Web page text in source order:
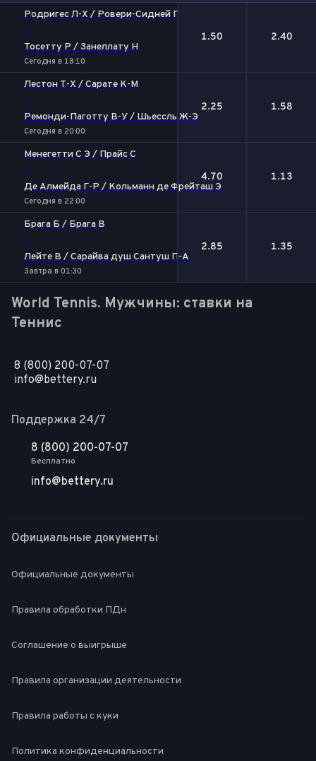
Родригес Л-Х / Ровери-Сидней Г
-
Тосетту Р / Занеллату Н
Сегодня в 18:10
1.50 2.40
Лестон Т-Х / Сарате К-М
-
Ремонди-Паготту В-У / Шьессль Ж-Э
Сегодня в 20:00
2.25 1.58
Менегетти С Э / Прайс С
-
Де Алмейда Г-Р / Кольманн де Фрейташ Э
Сегодня в 22:00
4.70 1.13
Брага Б / Брага В
-
Лейте В / Сарайва душ Сантуш П-А
Завтра в 01:30
2.85 1.35
World Tennis. Мужчины: ставки на
Теннис
8 (800) 200-07-07
info@bettery.ru
Поддержка 24/7
8 (800) 200-07-07
Бесплатно
info@bettery.ru
Официальные документы
Официальные документы
Правила обработки ПДн
Соглашение о выигрыше
Правила организации деятельности
Правила работы с куки
Политика конфиденциальности